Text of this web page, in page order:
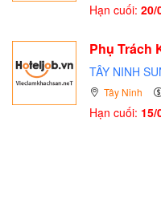
Hạn cuối: 20/
Phụ Trách
TÂY NINH
Tây Ninh
Hạn cuối: 15/